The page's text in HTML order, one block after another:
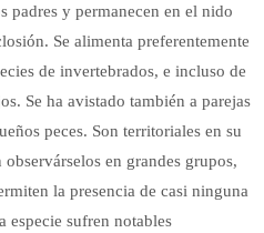
padres y permanecen en el nido
Se alimenta preferentemente
de invertebrados, e incluso de
Se ha avistado también a parejas
peces. Son territoriales en su
en grandes grupos,
la presencia de casi ninguna
especie sufren notables